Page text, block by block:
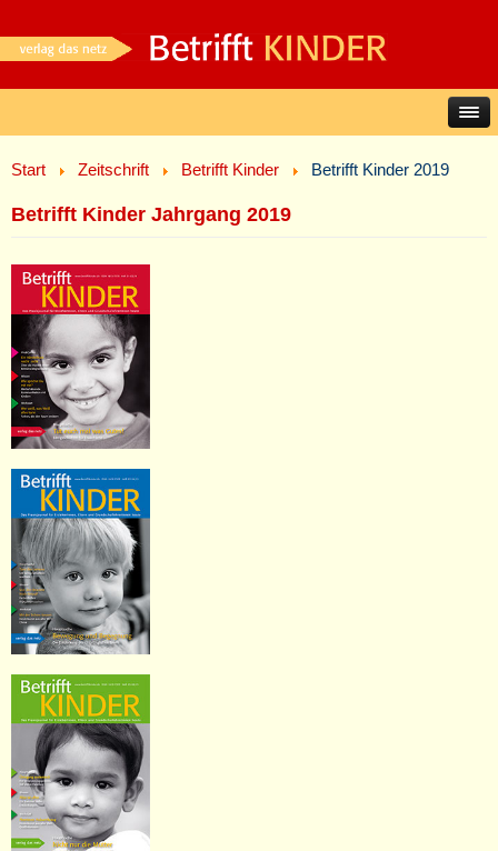
Start Zeitschrift Betrifft Kinder Betrifft Kinder 2019
Betrifft Kinder Jahrgang 2019